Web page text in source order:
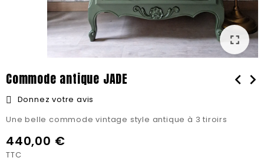
fullscreen
Commode antique JADE chevron_left chevron_right
Donnez votre avis
Une belle commode vintage style antique à 3 tiroirs
440,00 €
TTC